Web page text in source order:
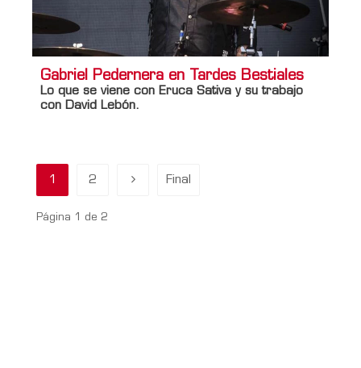
Gabriel Pedernera en Tardes Bestiales
Lo que se viene con Eruca Sativa y su trabajo
con David Lebón.
1 2 Final
Página 1 de 2